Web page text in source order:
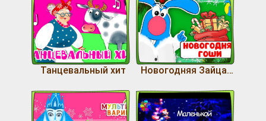
Танцевальный хит Новогодняя Зайца Гоши